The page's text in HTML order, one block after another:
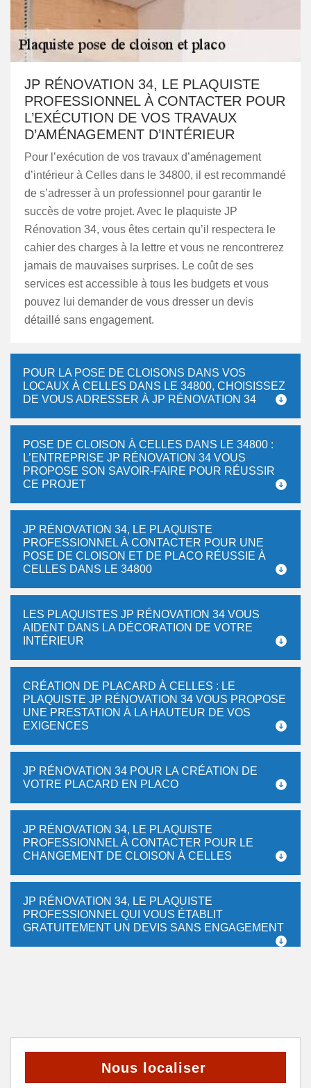
JP RÉNOVATION 34, LE PLAQUISTE
PROFESSIONNEL À CONTACTER POUR
L’EXÉCUTION DE VOS TRAVAUX
D’AMÉNAGEMENT D’INTÉRIEUR
Pour l’exécution de vos travaux d’aménagement
d’intérieur à Celles dans le 34800, il est recommandé
de s’adresser à un professionnel pour garantir le
succès de votre projet. Avec le plaquiste JP
Rénovation 34, vous êtes certain qu’il respectera le
cahier des charges à la lettre et vous ne rencontrerez
jamais de mauvaises surprises. Le coût de ses
services est accessible à tous les budgets et vous
pouvez lui demander de vous dresser un devis
détaillé sans engagement.
POUR LA POSE DE CLOISONS DANS VOS
LOCAUX À CELLES DANS LE 34800, CHOISISSEZ
DE VOUS ADRESSER À JP RÉNOVATION 34
POSE DE CLOISON À CELLES DANS LE 34800 :
L’ENTREPRISE JP RÉNOVATION 34 VOUS
PROPOSE SON SAVOIR-FAIRE POUR RÉUSSIR
CE PROJET
JP RÉNOVATION 34, LE PLAQUISTE
PROFESSIONNEL À CONTACTER POUR UNE
POSE DE CLOISON ET DE PLACO RÉUSSIE À
CELLES DANS LE 34800
LES PLAQUISTES JP RÉNOVATION 34 VOUS
AIDENT DANS LA DÉCORATION DE VOTRE
INTÉRIEUR
CRÉATION DE PLACARD À CELLES : LE
PLAQUISTE JP RÉNOVATION 34 VOUS PROPOSE
UNE PRESTATION À LA HAUTEUR DE VOS
EXIGENCES
JP RÉNOVATION 34 POUR LA CRÉATION DE
VOTRE PLACARD EN PLACO
JP RÉNOVATION 34, LE PLAQUISTE
PROFESSIONNEL À CONTACTER POUR LE
CHANGEMENT DE CLOISON À CELLES
JP RÉNOVATION 34, LE PLAQUISTE
PROFESSIONNEL QUI VOUS ÉTABLIT
GRATUITEMENT UN DEVIS SANS ENGAGEMENT
Nous localiser